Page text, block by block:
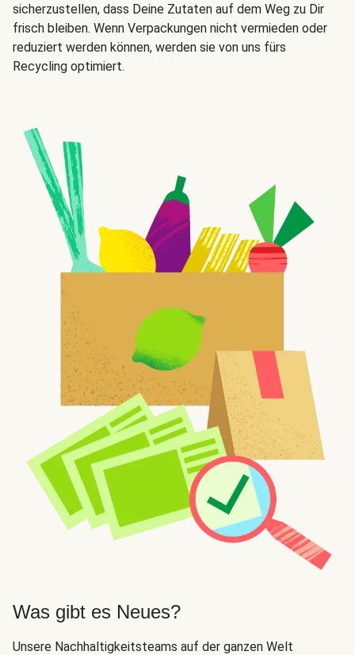
sicherzustellen, dass Deine Zutaten auf dem Weg zu Dir
frisch bleiben. Wenn Verpackungen nicht vermieden oder
reduziert werden können, werden sie von uns fürs
Recycling optimiert.
Was gibt es Neues?
Unsere Nachhaltigkeitsteams auf der ganzen Welt